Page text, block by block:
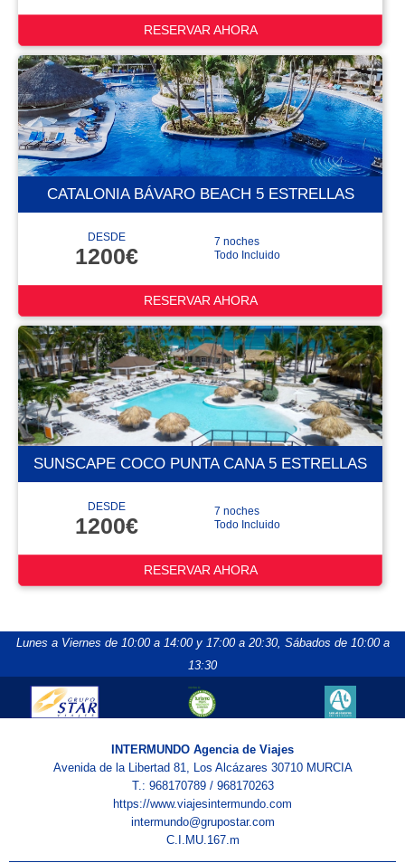
RESERVAR AHORA
CATALONIA BÁVARO BEACH 5 ESTRELLAS
DESDE
1200€
7 noches
Todo Incluido
RESERVAR AHORA
SUNSCAPE COCO PUNTA CANA 5 ESTRELLAS
DESDE
1200€
7 noches
Todo Incluido
RESERVAR AHORA
Lunes a Viernes de 10:00 a 14:00 y 17:00 a 20:30, Sábados de 10:00 a
13:30
INTERMUNDO Agencia de Viajes
Avenida de la Libertad 81, Los Alcázares 30710 MURCIA
T.: 968170789 / 968170263
https://www.viajesintermundo.com
intermundo@grupostar.com
C.I.MU.167.m